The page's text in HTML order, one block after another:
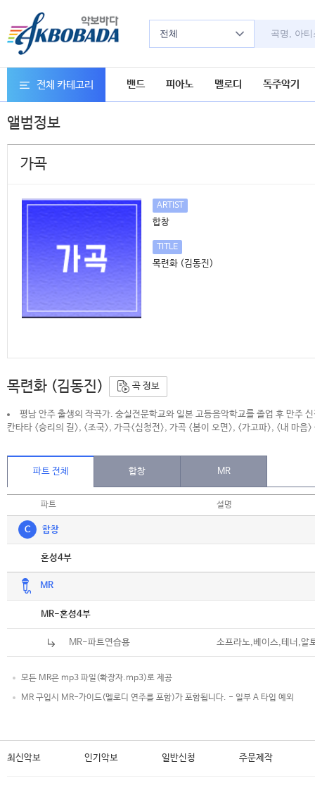
전체
전체 카테고리 밴드 피아노 멜로디 독주악기
앨범정보
가곡
ARTIST
합창
TITLE
목련화 (김동진)
목련화 (김동진) 곡 정보
평남 안주 출생의 작곡가. 숭실전문학교와 일본 고등음악학교를 졸업 후 만주
칸타타 <승리의 길>, <조국>, 가극<심청전>, 가곡 <봄이 오면>, <가고파>, <내 마음
파트 전체 합창 MR
파트 설명
C 합창
혼성4부
MR
MR-혼성4부
MR-파트연습용 소프라노,베이스,테너,알
모든 MR은 mp3 파일(확장자.mp3)로 제공
MR 구입시 MR-가이드(멜로디 연주를 포함)가 포함됩니다. - 일부 A 타입 예외
최신악보 인기악보 일반신청 주문제작